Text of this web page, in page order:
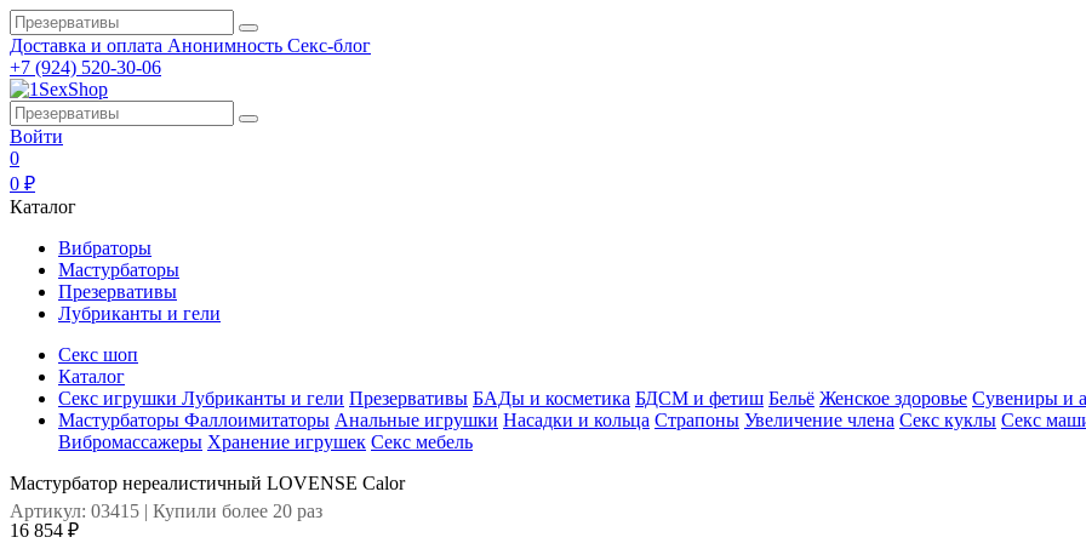
Доставка и оплата Анонимность Секс-блог
+7 (924) 520-30-06
Войти
0
0 ₽
Каталог
Вибраторы
Мастурбаторы
Презервативы
Лубриканты и гели
Секс шоп
Каталог
Секс игрушки Лубриканты и гели Презервативы БАДы и косметика БДСМ и фетиш Бельё Женское здоровье Сувениры и
Мастурбаторы Фаллоимитаторы Анальные игрушки Насадки и кольца Страпоны Увеличение члена Секс куклы Секс
Вибромассажеры Хранение игрушек Секс мебель
Мастурбатор нереалистичный LOVENSE Calor
Артикул: 03415 | Купили более 20 раз
16 854 ₽